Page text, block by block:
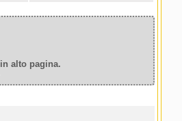
in alto pagina.